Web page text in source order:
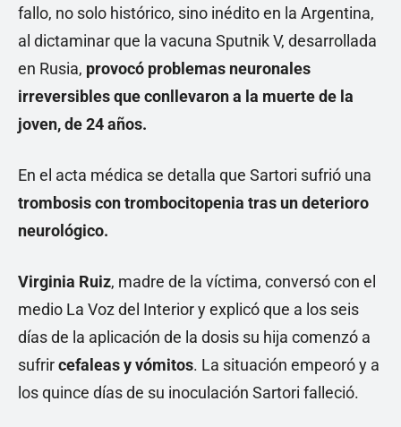
fallo, no solo histórico, sino inédito en la Argentina,
al dictaminar que la vacuna Sputnik V, desarrollada
en Rusia, provocó problemas neuronales
irreversibles que conllevaron a la muerte de la
joven, de 24 años.
En el acta médica se detalla que Sartori sufrió una
trombosis con trombocitopenia tras un deterioro
neurológico.
Virginia Ruiz, madre de la víctima, conversó con el
medio La Voz del Interior y explicó que a los seis
días de la aplicación de la dosis su hija comenzó a
sufrircefaleas y vómitos. La situación empeoró y a
los quince días de su inoculación Sartori falleció.